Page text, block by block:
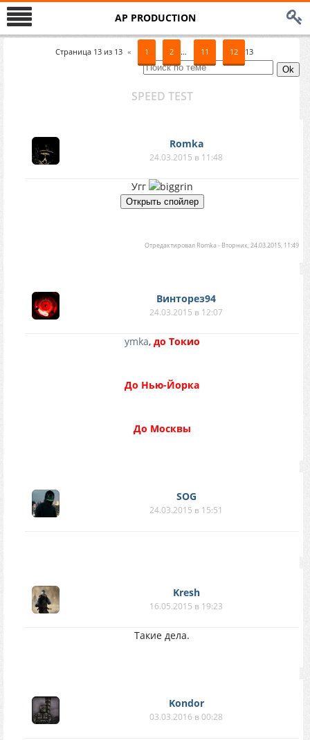
AP PRODUCTION
Страница 13из 13 « 1 2 … 11 12 13
SPEED TEST
Romka
24.03.2015 в 11:48
Угг
Отредактировал Romka- Вторник, 24.03.2015, 11:49
Винторез94
24.03.2015 в 12:07
ymka, до Токио
До Нью-Йорка
До Москвы
SOG
24.03.2015 в 15:51
Kresh
16.05.2015 в 19:23
Такие дела.
Kondor
03.03.2016 в 00:28